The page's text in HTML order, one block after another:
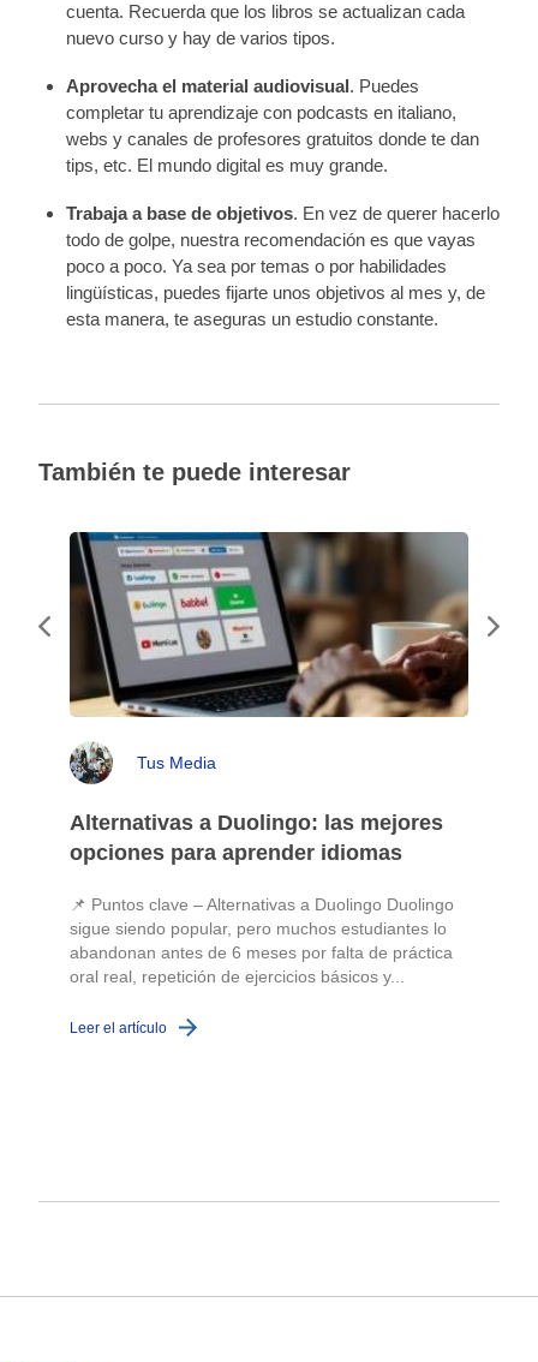
cuenta. Recuerda que los libros se actualizan cada
nuevo curso y hay de varios tipos.
Aprovecha el material audiovisual. Puedes
completar tu aprendizaje con podcasts en italiano,
webs y canales de profesores gratuitos donde te dan
tips, etc. El mundo digital es muy grande.
Trabaja a base de objetivos. En vez de querer hacerlo
todo de golpe, nuestra recomendación es que vayas
poco a poco. Ya sea por temas o por habilidades
lingüísticas, puedes fijarte unos objetivos al mes y, de
esta manera, te aseguras un estudio constante.
También te puede interesar
Tus Media
Alternativas a Duolingo: las mejores
opciones para aprender idiomas
📌 Puntos clave – Alternativas a Duolingo Duolingo
sigue siendo popular, pero muchos estudiantes lo
abandonan antes de 6 meses por falta de práctica
oral real, repetición de ejercicios básicos y...
Leer el artículo